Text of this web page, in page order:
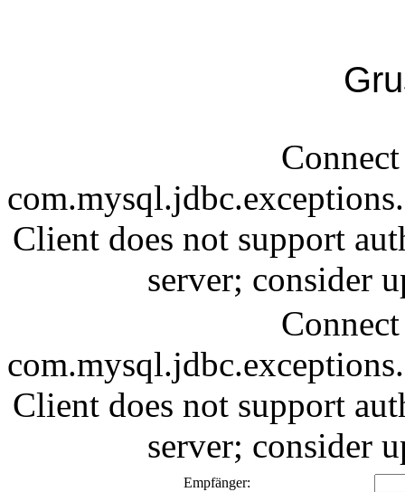
Client does not support
server; consider
Client does not support
server; consider
Empfänger: